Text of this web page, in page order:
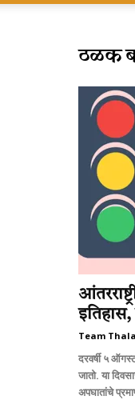
ठळक
Team
दरवर्षी ५
जातो. या
अपघातांचे